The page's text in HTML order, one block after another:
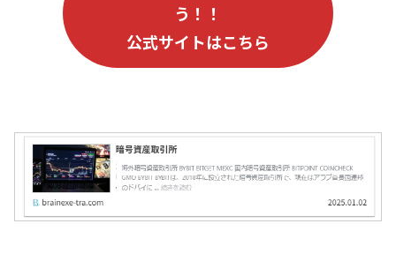
う！！
公式サイトはこちら